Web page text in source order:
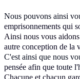
Nous pouvons ainsi
emprisonnements qui
Ainsi nous vous
autre conception de la
C'est ainsi que nous
pensée afin que toute
Chacune et chacun